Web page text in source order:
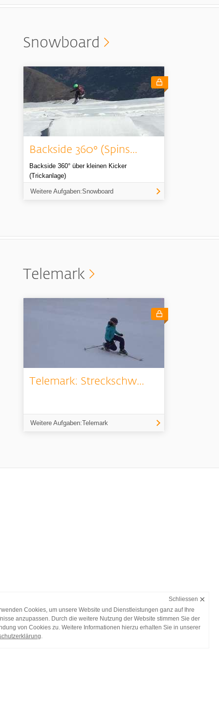
Snowboard
Backside 360° (Spins...
Backside 360° über kleinen Kicker
(Trickanlage)
Weitere Aufgaben:Snowboard
Telemark
Telemark: Streckschw...
Weitere Aufgaben:Telemark
Schliessen ×
Cookies, um unsere Website und Dienstleistungen ganz auf Ihre
anzupassen. Durch die weitere Nutzung der Website stimmen Sie der
von Cookies zu. Weitere Informationen hierzu erhalten Sie in unserer
.